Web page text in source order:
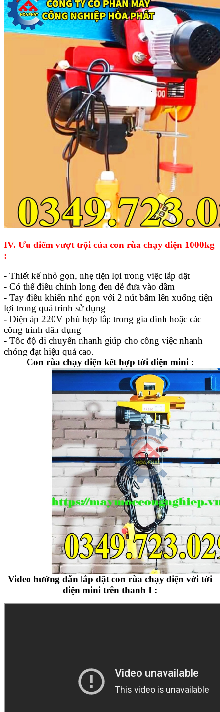
IV. Ưu điểm vượt trội của con rùa chạy điện 1000kg
:
- Thiết kế nhỏ gọn, nhẹ tiện lợi trong việc lắp đặt
- Có thể điều chỉnh long đen dễ đưa vào dầm
- Tay điều khiển nhỏ gọn với 2 nút bấm lên xuống tiện
lợi trong quá trình sử dụng
- Điện áp 220V phù hợp lắp trong gia đình hoặc các
công trình dân dụng
- Tốc độ di chuyển nhanh giúp cho công việc nhanh
chóng đạt hiệu quả cao.
Con rùa chạy điện kết hợp tời điện mini :
Video hướng dẫn lắp đặt con rùa chạy điện với tời
điện mini trên thanh I :